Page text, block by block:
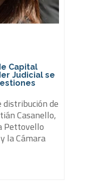
Capital
Judicial se
distribución de
Casanello,
Pettovello
la Cámara